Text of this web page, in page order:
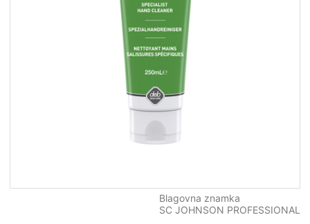
Blagovna znamka
SC JOHNSON PROFESSIONAL